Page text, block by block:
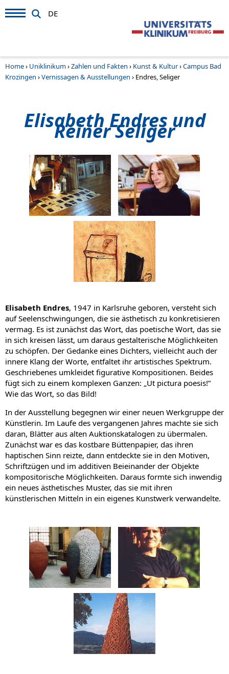
DE
Home› Uniklinikum›Zahlen und Fakten › Kunst & Kultur›Campus Bad
Krozingen ›Vernissagen & Ausstellungen › Endres, Seliger
Elisabeth Endres und
Reiner Seliger
Elisabeth Endres, 1947 in Karlsruhe geboren, versteht sich
auf Seelenschwingungen, die sie ästhetisch zu konkretisieren
vermag. Es ist zunächst das Wort, das poetische Wort, das sie
in sich kreisen lässt, um daraus gestalterische Möglichkeiten
zu schöpfen. Der Gedanke eines Dichters, vielleicht auch der
innere Klang der Worte, entfaltet ihr artistisches Spektrum.
Geschriebenes umkleidet figurative Kompositionen. Beides
fügt sich zu einem komplexen Ganzen: „Ut pictura poesis!”
Wie das Wort, so das Bild!
In der Ausstellung begegnen wir einer neuen Werkgruppe der
Künstlerin. Im Laufe des vergangenen Jahres machte sie sich
daran, Blätter aus alten Auktionskatalogen zu übermalen.
Zunächst war es das kostbare Büttenpapier, das ihren
haptischen Sinn reizte, dann entdeckte sie in den Motiven,
Schriftzügen und im additiven Beieinander der Objekte
kompositorische Möglichkeiten. Daraus formte sich inwendig
ein neues ästhetisches Muster, das sie mit ihren
künstlerischen Mitteln in ein eigenes Kunstwerk verwandelte.